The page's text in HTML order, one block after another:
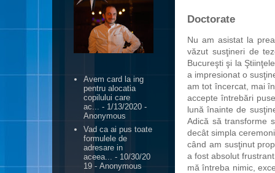
Doctorate
Nu am asistat la
văzut susţineri de
Bucureşti şi la
a impresionat o
am tot încercat, mai
accepte întrebări
lună înainte de
Adică să transforme
decât simpla
când am susţinut
a fost absolut
mă întreba nimic,
Avem card la ing
pentru alocatia
copilului care
ac... - 1/13/2020 -
Anonymous
Vad ca ai pus toate
formulele de
adresare in
aceea...
- 10/30/20
19 - Anonymous